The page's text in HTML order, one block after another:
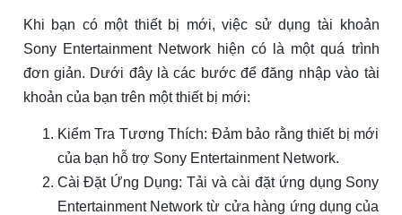
Khi bạn có một thiết bị mới, việc sử dụng tài khoản
Sony Entertainment Network hiện có là một quá trình
đơn giản. Dưới đây là các bước để đăng nhập vào tài
khoản của bạn trên một thiết bị mới:
Kiểm Tra Tương Thích: Đảm bảo rằng thiết bị mới
của bạn hỗ trợ Sony Entertainment Network.
Cài Đặt Ứng Dụng: Tải và cài đặt ứng dụng Sony
Entertainment Network từ cửa hàng ứng dụng của